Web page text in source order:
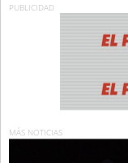
PUBLICIDAD
MÁS NOTICIAS